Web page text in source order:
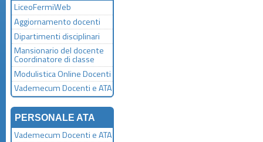
LiceoFermiWeb
Aggiornamento docenti
Dipartimenti disciplinari
Mansionario del docente
Coordinatore di classe
Modulistica Online Docenti
Vademecum Docenti e ATA
PERSONALE ATA
Vademecum Docenti e ATA